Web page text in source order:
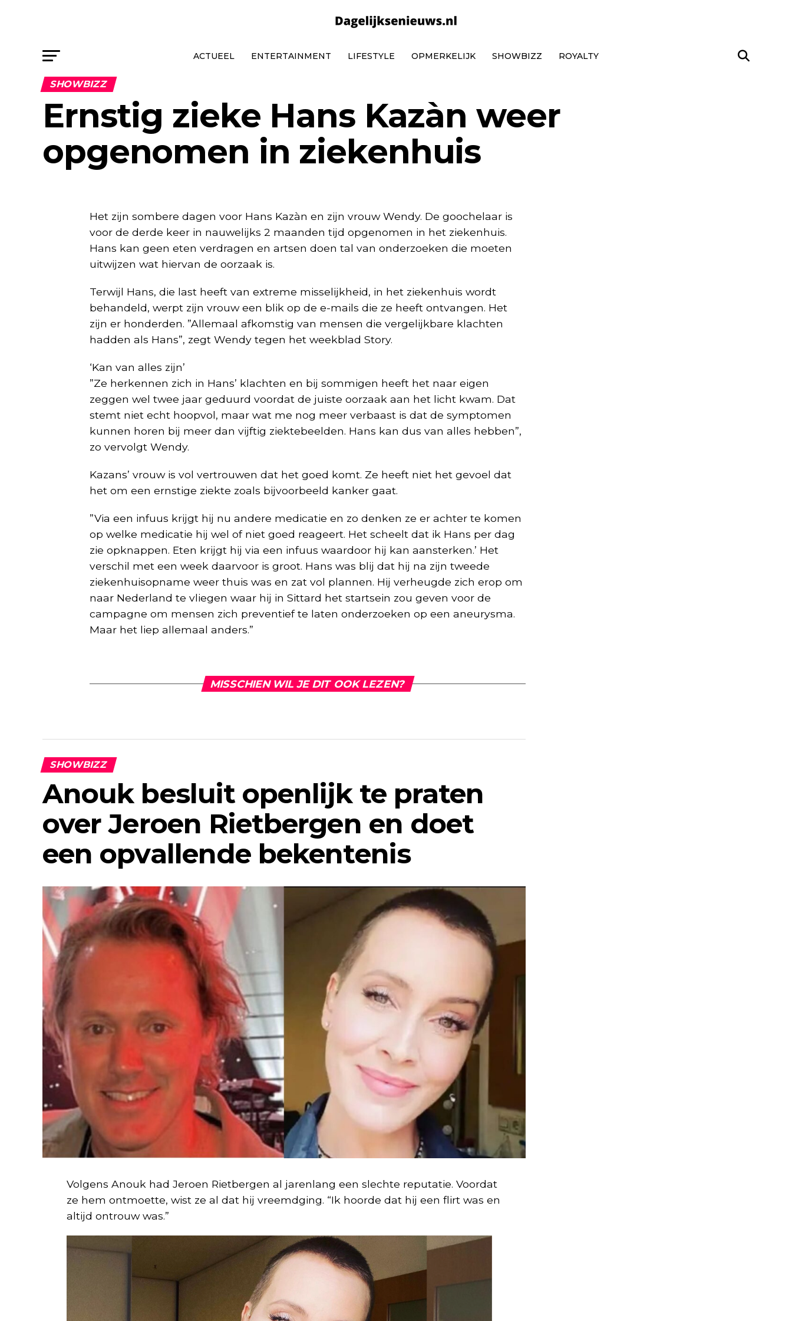
ACTUEEL ENTERTAINMENT LIFESTYLE OPMERKELIJK SHOWBIZZ ROYALTY
SHOWBIZZ
Ernstig zieke Hans Kazàn weer
opgenomen in ziekenhuis
Het zijn sombere dagen voor Hans Kazàn en zijn vrouw Wendy. De goochelaar is
voor de derde keer in nauwelijks 2 maanden tijd opgenomen in het ziekenhuis.
Hans kan geen eten verdragen en artsen doen tal van onderzoeken die moeten
uitwijzen wat hiervan de oorzaak is.
Terwijl Hans, die last heeft van extreme misselijkheid, in het ziekenhuis wordt
behandeld, werpt zijn vrouw een blik op de e-mails die ze heeft ontvangen. Het
zijn er honderden. ”Allemaal afkomstig van mensen die vergelijkbare klachten
hadden als Hans”, zegt Wendy tegen het weekblad Story.
‘Kan van alles zijn’
”Ze herkennen zich in Hans’ klachten en bij sommigen heeft het naar eigen
zeggen wel twee jaar geduurd voordat de juiste oorzaak aan het licht kwam. Dat
stemt niet echt hoopvol, maar wat me nog meer verbaast is dat de symptomen
kunnen horen bij meer dan vijftig ziektebeelden. Hans kan dus van alles hebben”,
zo vervolgt Wendy.
Kazans’ vrouw is vol vertrouwen dat het goed komt. Ze heeft niet het gevoel dat
het om een ernstige ziekte zoals bijvoorbeeld kanker gaat.
”Via een infuus krijgt hij nu andere medicatie en zo denken ze er achter te komen
op welke medicatie hij wel of niet goed reageert. Het scheelt dat ik Hans per dag
zie opknappen. Eten krijgt hij via een infuus waardoor hij kan aansterken.’ Het
verschil met een week daarvoor is groot. Hans was blij dat hij na zijn tweede
ziekenhuisopname weer thuis was en zat vol plannen. Hij verheugde zich erop om
naar Nederland te vliegen waar hij in Sittard het startsein zou geven voor de
campagne om mensen zich preventief te laten onderzoeken op een aneurysma.
Maar het liep allemaal anders.”
MISSCHIEN WIL JE DIT OOK LEZEN?
SHOWBIZZ
Anouk besluit openlijk te praten
over Jeroen Rietbergen en doet
een opvallende bekentenis
Volgens Anouk had Jeroen Rietbergen al jarenlang een slechte reputatie. Voordat
ze hem ontmoette, wist ze al dat hij vreemdging. “Ik hoorde dat hij een flirt was en
altijd ontrouw was.”